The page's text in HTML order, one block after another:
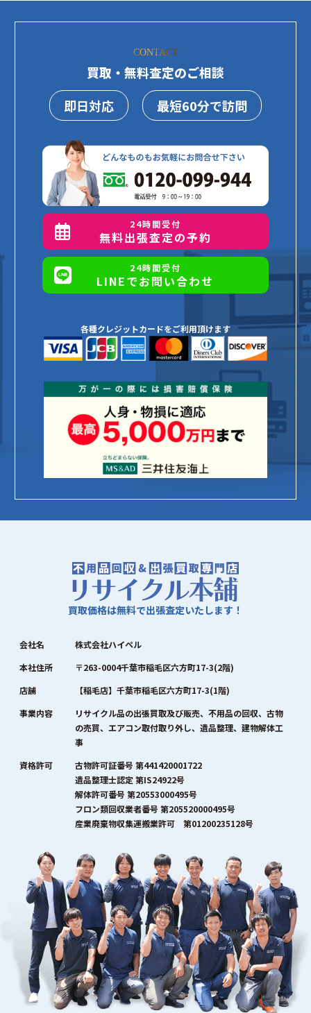
CONTACT
買取・無料査定のご相談
即日対応
最短60分で訪問
24時間受付
無料出張査定の予約
24時間受付
LINEでお問い合わせ
各種クレジットカードをご利用頂けます
買取価格は無料で出張査定いたします！
会社名
株式会社ハイペル
本社住所
〒263-0004千葉市稲毛区六方町17-3(2階)
店舗
【稲毛店】千葉市稲毛区六方町17-3(1階)
事業内容
リサイクル品の出張買取及び販売、不用品の回収、古物
の売買、エアコン取付取り外し、遺品整理、建物解体工
事
資格許可
古物許可証番号 第441420001722
遺品整理士認定 第IS24922号
解体許可番号 第20553000495号
フロン類回収業者番号 第205520000495号
産業廃棄物収集運搬業許可 第01200235128号